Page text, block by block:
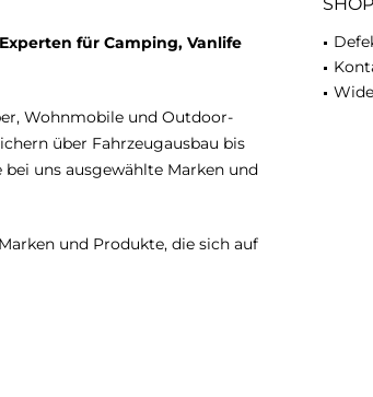
für Camping, Vanlife
Wohnmobile und Outdoor-
über Fahrzeugausbau bis
uns ausgewählte Marken und
und Produkte, die sich auf